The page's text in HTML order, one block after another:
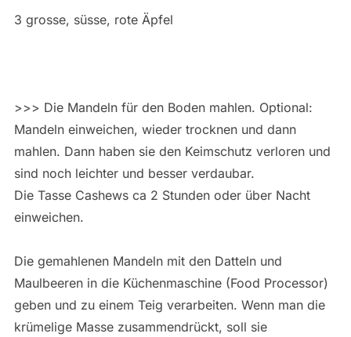
3 grosse, süsse, rote Äpfel
>>> Die Mandeln für den Boden mahlen. Optional:
Mandeln einweichen, wieder trocknen und dann
mahlen. Dann haben sie den Keimschutz verloren und
sind noch leichter und besser verdaubar.
Die Tasse Cashews ca 2 Stunden oder über Nacht
einweichen.
Die gemahlenen Mandeln mit den Datteln und
Maulbeeren in die Küchenmaschine (Food Processor)
geben und zu einem Teig verarbeiten. Wenn man die
krümelige Masse zusammendrückt, soll sie